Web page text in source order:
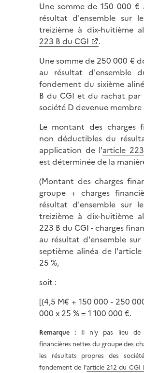
Une somme de 150 000
résultat d'ensemble sur
treizième à dix-huitième
223 B du CGI
.
Une somme de 250 000 €
au résultat d'ensemble
fondement du sixième
B du CGI et du rachat par
société D devenue
Le montant des charges
non déductibles du
application de l'article
est déterminée de la
(Montant des charges
groupe + charges
résultat d'ensemble sur
treizième à dix-huitième
223 B du CGI - charges
au résultat d'ensemble
septième alinéa de
25 %,
soit :
[(4,5 M€ + 150 000 - 250
000 x 25 % = 1 100 000 €.
Remarque : Il n'y pas lieu de
financières nettes du groupe des
les résultats propres des
fondement de l'article 212 du CGI